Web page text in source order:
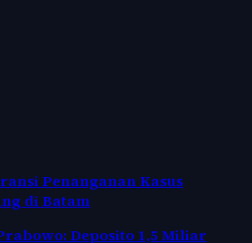
Penanganan Kasus
di Batam
Deposito 1,5 Miliar